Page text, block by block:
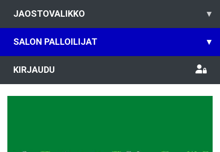
JAOSTOVALIKKO ▾
SALON PALLOILIJAT ▾
KIRJAUDU